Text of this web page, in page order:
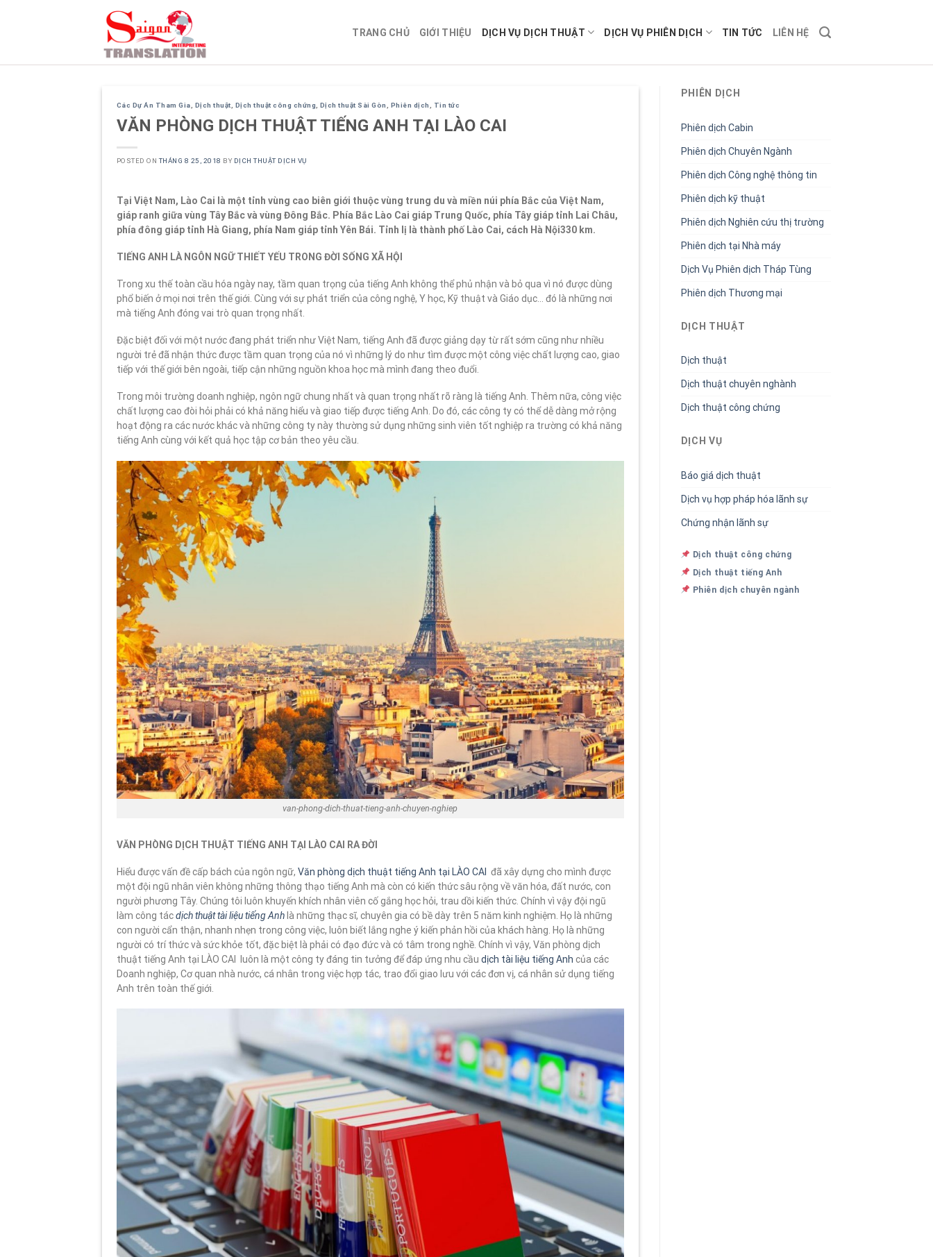
TRANG CHỦ GIỚI THIỆU DỊCH VỤ DỊCH THUẬT DỊCH VỤ PHIÊN DỊCH TIN TỨC LIÊN HỆ
Các Dự Án Tham Gia Dịch thuật Dịch thuật công chứng Dịch thuật Sài Gòn Phiên dịch Tin tức
VĂN PHÒNG DỊCH THUẬT TIẾNG ANH TẠI LÀO CAI
POSTED ONTHÁNG 8 25, 2018 BY DỊCH THUẬT DỊCH VỤ
Tại Việt Nam, Lào Cai là một tỉnh vùng cao biên giới thuộc vùng trung du và miền núi phía Bắc của Việt Nam,
giáp ranh giữa vùng Tây Bắc và vùng Đông Bắc. Phía Bắc Lào Cai giáp Trung Quốc, phía Tây giáp tỉnh Lai Châu,
phía đông giáp tỉnh Hà Giang, phía Nam giáp tỉnh Yên Bái. Tỉnh lị là thành phố Lào Cai, cách Hà Nội330 km.
TIẾNG ANH LÀ NGÔN NGỮ THIẾT YẾU TRONG ĐỜI SỐNG XÃ HỘI
Trong xu thế toàn cầu hóa ngày nay, tầm quan trọng của tiếng Anh không thể phủ nhận và bỏ qua vì nó được dùng
phổ biến ở mọi nơi trên thế giới. Cùng với sự phát triển của công nghệ, Y học, Kỹ thuật và Giáo dục… đó là những nơi
mà tiếng Anh đóng vai trò quan trọng nhất.
Đặc biệt đối với một nước đang phát triển như Việt Nam, tiếng Anh đã được giảng dạy từ rất sớm cũng như nhiều
người trẻ đã nhận thức được tầm quan trọng của nó vì những lý do như tìm được một công việc chất lượng cao, giao
tiếp với thế giới bên ngoài, tiếp cận những nguồn khoa học mà mình đang theo đuổi.
Trong môi trường doanh nghiệp, ngôn ngữ chung nhất và quan trọng nhất rõ ràng là tiếng Anh. Thêm nữa, công việc
chất lượng cao đòi hỏi phải có khả năng hiểu và giao tiếp được tiếng Anh. Do đó, các công ty có thể dễ dàng mở rộng
hoạt động ra các nước khác và những công ty này thường sử dụng những sinh viên tốt nghiệp ra trường có khả năng
tiếng Anh cùng với kết quả học tập cơ bản theo yêu cầu.
van-phong-dich-thuat-tieng-anh-chuyen-nghiep
VĂN PHÒNG DỊCH THUẬT TIẾNG ANH TẠI LÀO CAI RA ĐỜI
Hiểu được vấn đề cấp bách của ngôn ngữ, Văn phòng dịch thuật tiếng Anh tại LÀO CAI đã xây dựng cho mình được
một đội ngũ nhân viên không những thông thạo tiếng Anh mà còn có kiến thức sâu rộng về văn hóa, đất nước, con
người phương Tây. Chúng tôi luôn khuyến khích nhân viên cố gắng học hỏi, trau dồi kiến thức. Chính vì vậy đội ngũ
làm công tácdịch thuật tài liệu tiếng Anh là những thạc sĩ, chuyên gia có bề dày trên 5 năm kinh nghiệm. Họ là những
con người cẩn thận, nhanh nhẹn trong công việc, luôn biết lắng nghe ý kiến phản hồi của khách hàng. Họ là những
người có trí thức và sức khỏe tốt, đặc biệt là phải có đạo đức và có tâm trong nghề. Chính vì vậy, Văn phòng dịch
thuật tiếng Anh tại LÀO CAI luôn là một công ty đáng tin tưởng để đáp ứng nhu cầu dịch tài liệu tiếng Anh của các
Doanh nghiệp, Cơ quan nhà nước, cá nhân trong việc hợp tác, trao đổi giao lưu với các đơn vị, cá nhân sử dụng tiếng
Anh trên toàn thế giới.
PHIÊN DỊCH
Phiên dịch Cabin
Phiên dịch Chuyên Ngành
Phiên dịch Công nghệ thông tin
Phiên dịch kỹ thuật
Phiên dịch Nghiên cứu thị trường
Phiên dịch tại Nhà máy
Dịch Vụ Phiên dịch Tháp Tùng
Phiên dịch Thương mại
DỊCH THUẬT
Dịch thuật
Dịch thuật chuyên nghành
Dịch thuật công chứng
DỊCH VỤ
Báo giá dịch thuật
Dịch vụ hợp pháp hóa lãnh sự
Chứng nhận lãnh sự
Dịch thuật công chứng
Dịch thuật tiếng Anh
Phiên dịch chuyên ngành